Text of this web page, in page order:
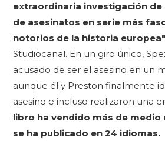
extraordinaria investigación de
de asesinatos en serie más
notorios de la historia
Studiocanal. En un giro único,
acusado de ser el asesino en un
aunque él y Preston finalmente
asesino e incluso realizaron una
libro ha vendido más de medio
se ha publicado en 24 idiomas.